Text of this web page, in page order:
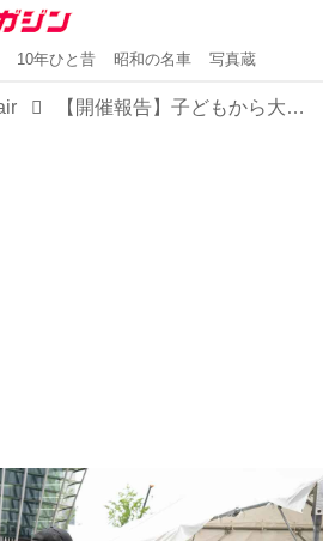
10年ひと昔 昭和の名車 写真蔵
【開催報告】子どもから大人まで楽しめる、最新電動車とSDGsのイベント「EV＆SDGsフェア2023 in OSAKA」が閉幕